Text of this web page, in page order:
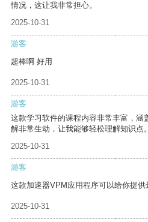
情况，这让我非常担心。
2025-10-31
游客
超棒啊 好用
2025-10-31
游客
这款学习软件的课程内容非常丰富，涵
解非常生动，让我能够轻松理解知识点。
2025-10-31
游客
这款加速器VPM应用程序可以给你提供
2025-10-31